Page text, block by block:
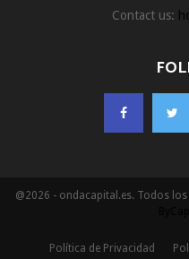
Contact us:
@2026 - ondacapital.es. Todos
Política de Privacidad